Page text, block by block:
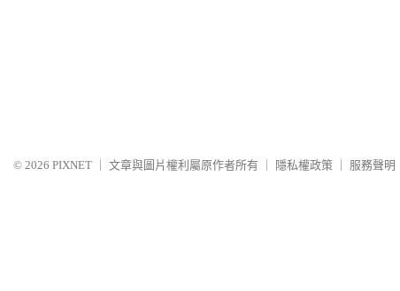
© 2026 PIXNET 文章與圖片權利屬原作者所有 隱私權政策 服務聲明